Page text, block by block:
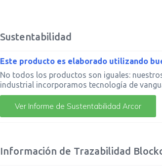
Sustentabilidad
Este producto es elaborado utilizando
No todos los productos son iguales:
industrial incorporamos tecnología de
Ver Informe de Sustentabilidad Arcor
Información de Trazabilidad